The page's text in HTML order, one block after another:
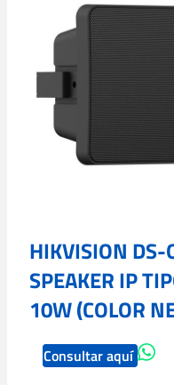
HIKVISION
SPEAKER IP
10W (COLOR
Consultar aquí